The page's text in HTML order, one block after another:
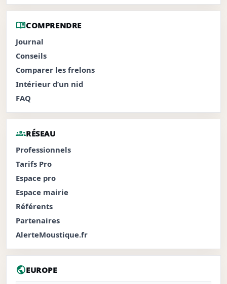
menu_bookCOMPRENDRE
Journal
Conseils
Comparer les frelons
Intérieur d’un nid
FAQ
groupsRÉSEAU
Professionnels
Tarifs Pro
Espace pro
Espace mairie
Référents
Partenaires
AlerteMoustique.fr
publicEUROPE